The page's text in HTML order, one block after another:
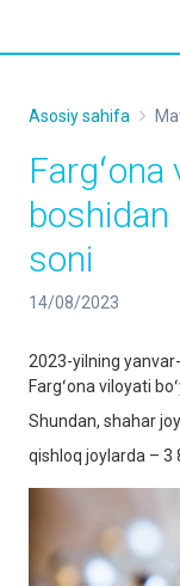
Asosiy sahifa
boshidan
soni
14/08/2023
2023-yilning
Fargʻona viloyati
Shundan, shahar
qishloq joylarda – 3